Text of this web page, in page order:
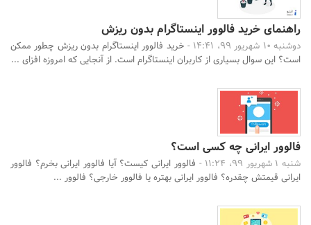
راهنمای خرید فالوور اینستاگرام بدون ریزش
دوشنبه 10 شهریور 99، 14:41 -
خرید فالوور اینستاگرام بدون ریزش چطور ممکن
است؟ این سوال بسیاری از کاربران اینستاگرام است. از آنجایی که امروزه افزای ...
فالوور ایرانی چه کسی است؟
شنبه 1 شهریور 99، 11:24 -
فالوور ایرانی کیست؟ آیا فالوور ایرانی بخرم؟ فالوور
ایرانی قیمتش چقدره؟ فالوور ایرانی بهتره یا فالوور خارجی؟ فالوور ...